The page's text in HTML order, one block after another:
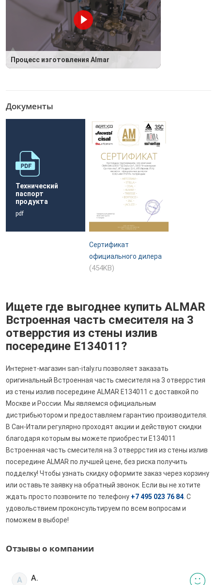
Процесс изготовления Almar
Документы
Технический
паспорт
продукта
pdf
Сертификат
официального дилера
(454KB)
Ищете где выгоднее купить ALMAR
Встроенная часть смесителя на 3
отверрстия из стены излив
посередине E134011?
Интернет-магазин san-italy.ru позволяет заказать
оригинальный Встроенная часть смесителя на 3 отверрстия
из стены излив посередине ALMAR E134011 с доставкой по
Москве и России. Мы являемся официальным
дистрибьютором и предоставляем гарантию производителя.
В Сан-Итали регулярно проходят акции и действуют скидки
благодаря которым вы можете приобрести E134011
Встроенная часть смесителя на 3 отверрстия из стены излив
посередине ALMAR по лучшей цене, без риска получить
подделку! Чтобы узнать скидку оформите заказ через корзину
или оставьте заявку на обратный звонок. Если вы не хотите
ждать просто позвоните по телефону +7 495 023 76 84 . С
удовольствием проконсультируем по всем вопросам и
поможем в выборе!
Отзывы о компании
А А.